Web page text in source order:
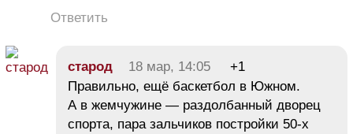
Ответить
старод 18 мар, 14:05
+1
Правильно, ещё баскетбол в Южном.
А в жемчужине — раздолбанный дворец
спорта, пара зальчиков постройки 50-х